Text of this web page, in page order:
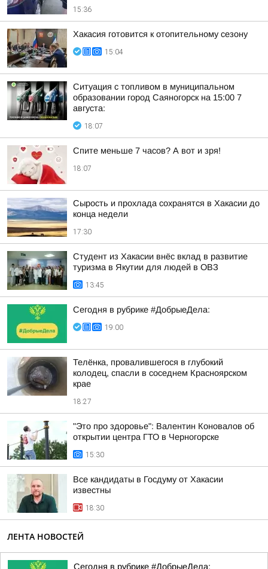
15:36
Хакасия готовится к отопительному сезону
15:04
Ситуация с топливом в муниципальном
образовании город Саяногорск на 15:00 7
августа:
18:07
Спите меньше 7 часов? А вот и зря!
18:07
Сырость и прохлада сохранятся в Хакасии до
конца недели
17:30
Студент из Хакасии внёс вклад в развитие
туризма в Якутии для людей в ОВЗ
13:45
Сегодня в рубрике #ДобрыеДела:
19:00
Телёнка, провалившегося в глубокий
колодец, спасли в соседнем Красноярском
крае
18:27
"Это про здоровье": Валентин Коновалов об
открытии центра ГТО в Черногорске
15:30
Все кандидаты в Госдуму от Хакасии
известны
18:30
ЛЕНТА НОВОСТЕЙ
Сегодня в рубрике #ДобрыеДела: